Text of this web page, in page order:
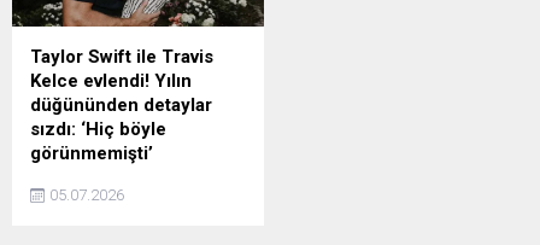
Taylor Swift ile Travis
Kelce evlendi! Yılın
düğününden detaylar
sızdı: ‘Hiç böyle
görünmemişti’
Aylardır konuşulan aşk
mutlu sonla taçlandı. Taylor
05.07.2026